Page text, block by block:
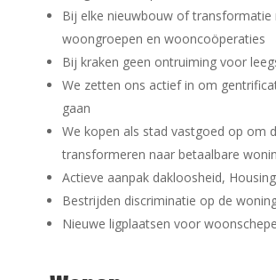
Bij elke nieuwbouw of
woongroepen en wooncoöperaties
Bij kraken geen ontruiming voor
We zetten ons actief in om
gaan
We kopen als stad vastgoed op om
transformeren naar betaalbare
Actieve aanpak dakloosheid,
Bestrijden discriminatie op de
Nieuwe ligplaatsen voor